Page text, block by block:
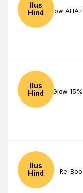
Ilus
Hind
Re-Boost Glow
Ilus
Hind
Re-Boost Glow
Ilus
Hind
Re-